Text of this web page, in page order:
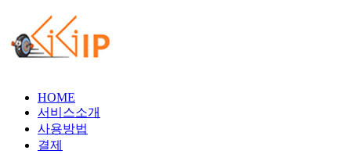
HOME
서비스소개
사용방법
결제